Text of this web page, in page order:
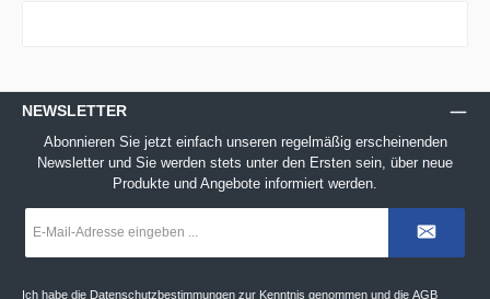
NEWSLETTER
Abonnieren Sie jetzt einfach unseren regelmäßig erscheinenden
Newsletter und Sie werden stets unter den Ersten sein, über neue
Produkte und Angebote informiert werden.
Mail-
*
Ich habe die Datenschutzbestimmungen zur Kenntnis genommen und die AGB